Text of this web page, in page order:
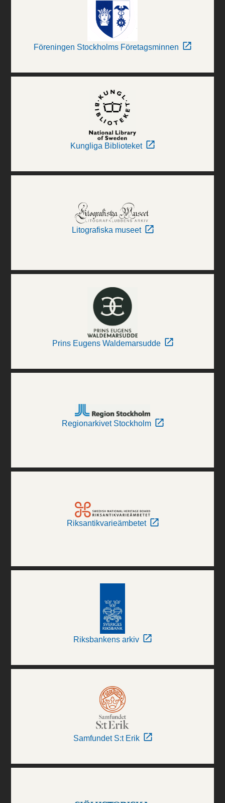
Föreningen Stockholms Företagsminnen
Kungliga Biblioteket
Litografiska museet
Prins Eugens Waldemarsudde
Regionarkivet Stockholm
Riksantikvarieämbetet
Riksbankens arkiv
Samfundet S:t Erik